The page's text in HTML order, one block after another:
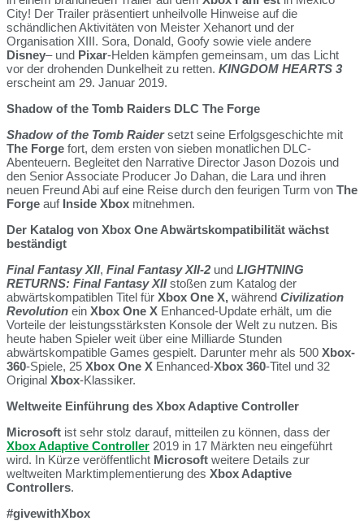
City! Der Trailer präsentiert unheilvolle Hinweise auf die
schändlichen Aktivitäten von Meister Xehanort und der
Organisation XIII. Sora, Donald, Goofy sowie viele andere
Disney– und Pixar-Helden kämpfen gemeinsam, um das Licht
vor der drohenden Dunkelheit zu retten. KINGDOM HEARTS 3
erscheint am 29. Januar 2019.
Shadow of the Tomb Raiders DLC The Forge
Shadow of the Tomb Raider setzt seine Erfolgsgeschichte mit
The Forge fort, dem ersten von sieben monatlichen DLC-
Abenteuern. Begleitet den Narrative Director Jason Dozois und
den Senior Associate Producer Jo Dahan, die Lara und ihren
neuen Freund Abi auf eine Reise durch den feurigen Turm von The
Forge auf Inside Xbox mitnehmen.
Der Katalog von Xbox One Abwärtskompatibilität wächst
beständigt
Final Fantasy XII, Final Fantasy XII-2und LIGHTNING
RETURNS: Final Fantasy XIIstoßen zum Katalog der
abwärtskompatiblen Titel für Xbox One X, während Civilization
Revolution ein Xbox One X Enhanced-Update erhält, um die
Vorteile der leistungsstärksten Konsole der Welt zu nutzen. Bis
heute haben Spieler weit über eine Milliarde Stunden
abwärtskompatible Games gespielt. Darunter mehr als 500 Xbox-
360-Spiele, 25 Xbox One X Enhanced-Xbox 360-Titel und 32
Original Xbox-Klassiker.
Weltweite Einführung des Xbox Adaptive Controller
Microsoft ist sehr stolz darauf, mitteilen zu können, dass der
Xbox Adaptive Controller 2019 in 17 Märkten neu eingeführt
wird. In Kürze veröffentlicht Microsoft weitere Details zur
weltweiten Marktimplementierung des Xbox Adaptive
Controllers.
#givewithXbox